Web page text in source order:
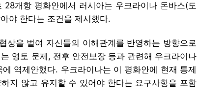
개항 평화안에서 러시아는 우크라이나 돈바스(도
야 한다는 조건을 제시했다.
상을 벌여 자신들의 이해관계를 반영하는 방향으로
영토 문제, 전후 안전보장 등과 관련해 우크라이나
역제안했다. 우크라이나는 이 평화안에 현재 통제
지 않고 유지할 수 있어야 한다는 요구사항을 포함